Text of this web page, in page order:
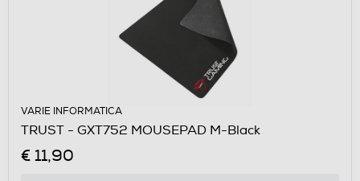
VARIE INFORMATICA
TRUST - GXT752 MOUSEPAD M-Black
€ 11,90